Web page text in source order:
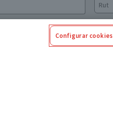
Configurar cookies